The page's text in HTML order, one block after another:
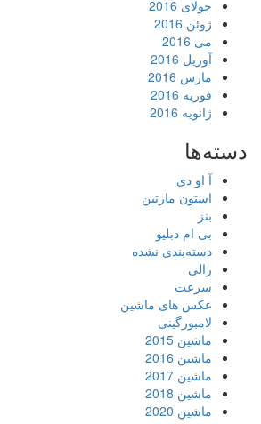
جولای 2016
ژوئن 2016
می 2016
آوریل 2016
مارس 2016
فوریه 2016
ژانویه 2016
دسته‌ها
آ او دی
استون مارتین
بنز
بی ام دبلیو
دسته‌بندی نشده
رالی
سرعت
عکس های ماشین
لامبورگینی
ماشین 2015
ماشین 2016
ماشین 2017
ماشین 2018
ماشین 2020